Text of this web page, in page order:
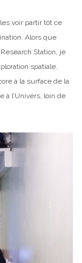
voir partir tôt ce
Alors que
Station, je
spatiale.
à la surface de la
à l’Univers, loin de